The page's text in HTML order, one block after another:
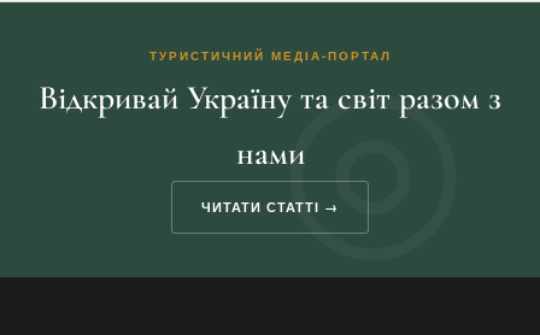
ТУРИСТИЧНИЙ МЕДІА-ПОРТАЛ
Відкривай Україну та світ разом з
нами
ЧИТАТИ СТАТТІ →